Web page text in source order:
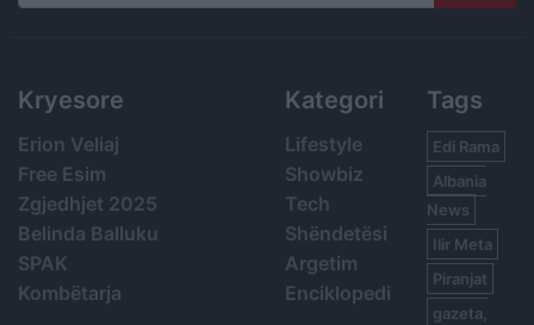
Search
Kryesore
Erion Veliaj
Free Esim
Zgjedhjet 2025
Belinda Balluku
SPAK
Kombëtarja
Kategori
Lifestyle
Showbiz
Tech
Shëndetësi
Argetim
Enciklopedi
Tags
Edi Rama
Albania
News
Ilir Meta
Piranjat
gazeta,